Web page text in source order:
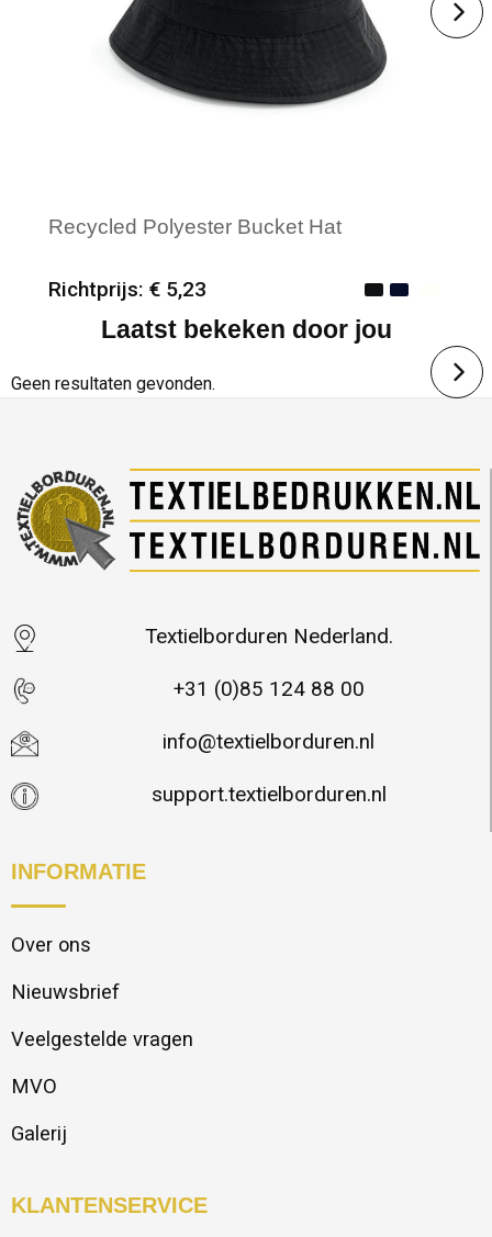
Recycled Polyester Bucket Hat
Richtprijs: € 5,23
Minimale afname: 25
Laatst bekeken door jou
Geen resultaten gevonden.
Textielborduren Nederland.
+31 (0)85 124 88 00
info@textielborduren.nl
support.textielborduren.nl
INFORMATIE
Over ons
Nieuwsbrief
Veelgestelde vragen
MVO
Galerij
KLANTENSERVICE